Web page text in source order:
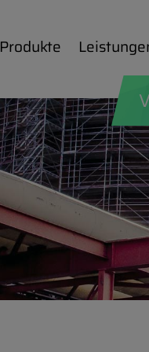
Produkte